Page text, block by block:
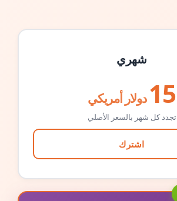
شهري
15 دولار أمريكي
تجدد كل شهر بالسعر الأصلي
اشترك